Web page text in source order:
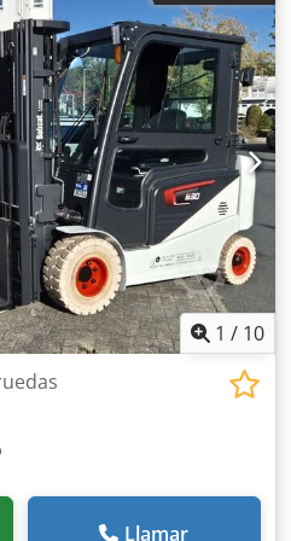
585 kg, longitud total:1,710 mm
, ancho de construcción:
carga: 600 mm Ancho de
horquillas: 60 mm Tipo de
Estado técnico: Nuevo Tipo
Estado del neumático
neumático trasero:
trasero: 80 - 100%
60Ah Tipo de batería: Ion
la batería: 2026 Estado de la
Sqofx Aidof Certificado CE,
mantenimiento 24 V
1 / 10
Llamar